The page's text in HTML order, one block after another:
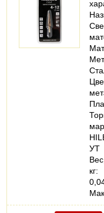
УТ
Вес,
кг: